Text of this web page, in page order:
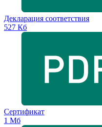
Декларация соответствия
527 Кб
Сертификат
1 Мб